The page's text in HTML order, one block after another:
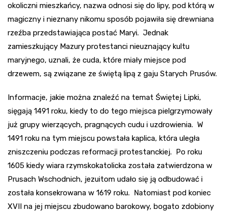
okoliczni mieszkańcy, nazwa odnosi się do lipy, pod którą w
magiczny i nieznany nikomu sposób pojawiła się drewniana
rzeźba przedstawiająca postać Maryi. Jednak
zamieszkujący Mazury protestanci nieuznający kultu
maryjnego, uznali, że cuda, które miały miejsce pod
drzewem, są związane ze świętą lipą z gaju Starych Prusów.
Informacje, jakie można znaleźć na temat Świętej Lipki,
sięgają 1491 roku, kiedy to do tego miejsca pielgrzymowały
już grupy wierzących, pragnących cudu i uzdrowienia. W
1491 roku na tym miejscu powstała kaplica, która uległa
zniszczeniu podczas reformacji protestanckiej. Po roku
1605 kiedy wiara rzymskokatolicka została zatwierdzona w
Prusach Wschodnich, jezuitom udało się ją odbudować i
została konsekrowana w 1619 roku. Natomiast pod koniec
XVII na jej miejscu zbudowano barokowy, bogato zdobiony